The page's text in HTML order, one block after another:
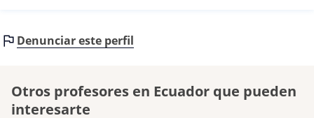
Denunciar este perfil
Otros profesores en Ecuador que pueden
interesarte